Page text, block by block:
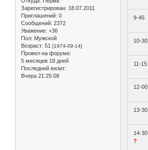
Зарегистрирован: 18.07.2011
Приглашений: 0
Сообщений: 2372
Уважение: +36
Пол: Мужской
Возраст: 51 [1974-09-14]
Провел на форуме:
5 месяцев 18 дней
Последний визит:
Вчера 21:25:08
9-45
10-30
11-15
12-00
13-30
14-30
?